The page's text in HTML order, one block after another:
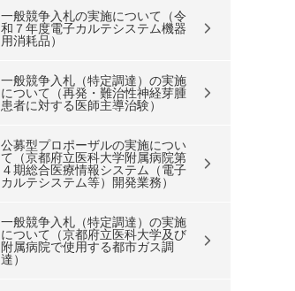
一般競争入札の実施について（令
和７年度電子カルテシステム機器
用消耗品）
一般競争入札（特定調達）の実施
について（再発・難治性神経芽腫
患者に対する医師主導治験）
公募型プロポーザルの実施につい
て（京都府立医科大学附属病院第
４期総合医療情報システム（電子
カルテシステム等）開発業務）
一般競争入札（特定調達）の実施
について（京都府立医科大学及び
附属病院で使用する都市ガス調
達）